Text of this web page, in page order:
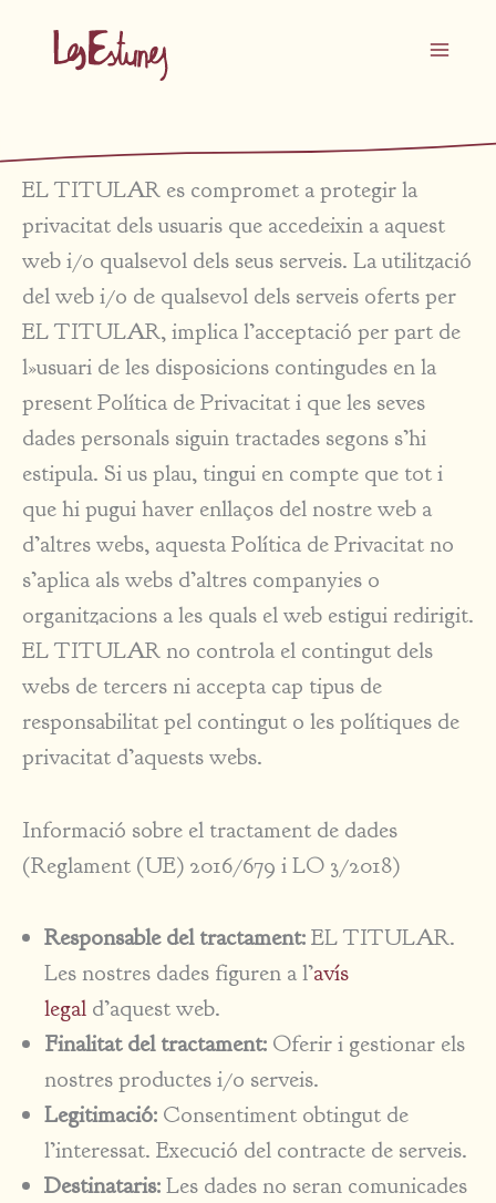
EL TITULAR es compromet a protegir la
privacitat dels usuaris que accedeixin a aquest
web i/o qualsevol dels seus serveis. La utilització
del web i/o de qualsevol dels serveis oferts per
EL TITULAR, implica l’acceptació per part de
l»usuari de les disposicions contingudes en la
present Política de Privacitat i que les seves
dades personals siguin tractades segons s’hi
estipula. Si us plau, tingui en compte que tot i
que hi pugui haver enllaços del nostre web a
d’altres webs, aquesta Política de Privacitat no
s’aplica als webs d’altres companyies o
organitzacions a les quals el web estigui redirigit.
EL TITULAR no controla el contingut dels
webs de tercers ni accepta cap tipus de
responsabilitat pel contingut o les polítiques de
privacitat d’aquests webs.
Informació sobre el tractament de dades
(Reglament (UE) 2016/679 i LO 3/2018)
Responsable del tractament:EL TITULAR.
Les nostres dades figuren a l’avís
legal d’aquest web.
Finalitat del tractament: Oferir i gestionar els
nostres productes i/o serveis.
Legitimació: Consentiment obtingut de
l’interessat. Execució del contracte de serveis.
Destinataris:Les dades no seran comunicades